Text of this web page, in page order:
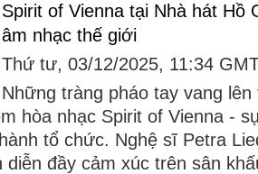
Spirit of Vienna tại Nhà hát Hồ
âm nhạc thế giới
Thứ tư, 03/12/2025, 11:34
Những tràng pháo tay vang
hòa nhạc Spirit of Vienna -
tổ chức. Nghệ sĩ Petra
diễn đầy cảm xúc trên sân